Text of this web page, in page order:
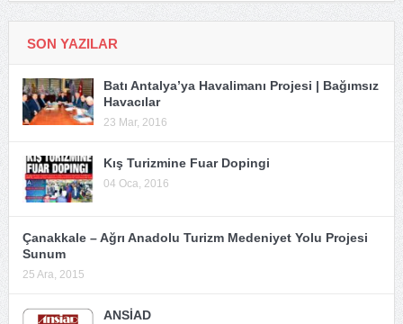
SON YAZILAR
Batı Antalya’ya Havalimanı Projesi | Bağımsız
Havacılar
23 Mar, 2016
Kış Turizmine Fuar Dopingi
04 Oca, 2016
Çanakkale – Ağrı Anadolu Turizm Medeniyet Yolu Projesi
Sunum
25 Ara, 2015
ANSİAD